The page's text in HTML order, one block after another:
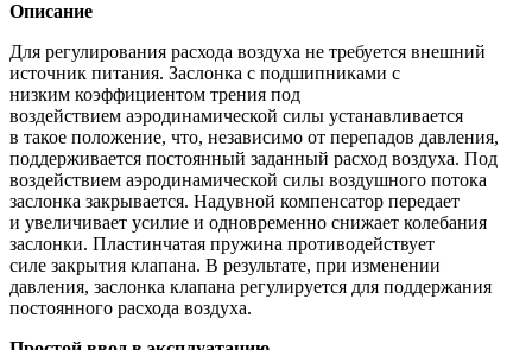
Описание
Для регулирования расхода воздуха не требуется внешний
источник питания. Заслонка с подшипниками с
низким коэффициентом трения под
воздействием аэродинамической силы устанавливается
в такое положение, что, независимо от перепадов давления,
поддерживается постоянный заданный расход воздуха. Под
воздействием аэродинамической силы воздушного потока
заслонка закрывается. Надувной компенсатор передает
и увеличивает усилие и одновременно снижает колебания
заслонки. Пластинчатая пружина противодействует
силе закрытия клапана. В результате, при изменении
давления, заслонка клапана регулируется для поддержания
постоянного расхода воздуха.